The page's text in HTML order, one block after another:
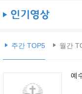
주간 TOP5 월간
예